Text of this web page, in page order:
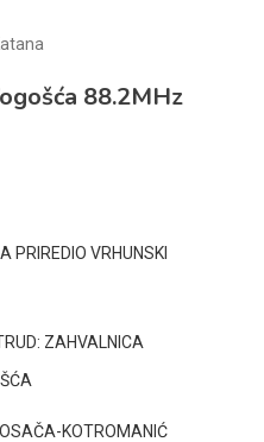
88.2MHz
PRIREDIO VRHUNSKI
ZAHVALNICA
KOTROMANIĆ